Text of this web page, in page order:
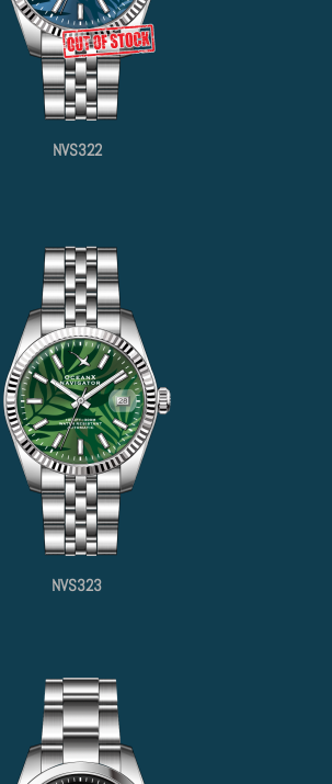
NVS322
NVS323